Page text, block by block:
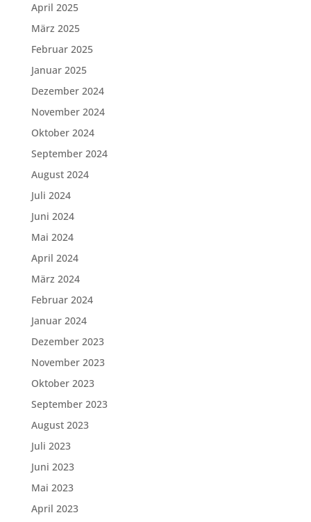
April 2025
März 2025
Februar 2025
Januar 2025
Dezember 2024
November 2024
Oktober 2024
September 2024
August 2024
Juli 2024
Juni 2024
Mai 2024
April 2024
März 2024
Februar 2024
Januar 2024
Dezember 2023
November 2023
Oktober 2023
September 2023
August 2023
Juli 2023
Juni 2023
Mai 2023
April 2023